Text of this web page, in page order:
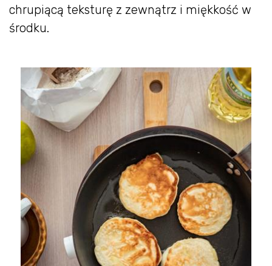
chrupiącą teksturę z zewnątrz i miękkość w
środku.